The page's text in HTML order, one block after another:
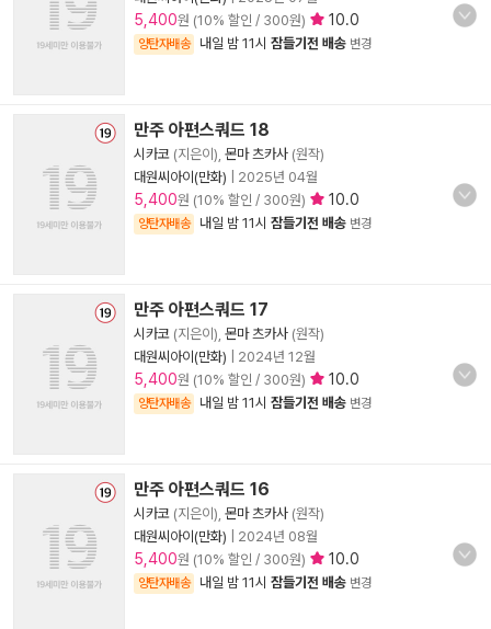
5,400원 (10% 할인 / 300원) 10.0
양탄자배송 내일 밤 11시 잠들기전 배송 변경
만주 아편스쿼드 18
시카코 (지은이), 몬마 츠카사 (원작)
대원씨아이(만화)
2025년 04월
5,400원 (10% 할인 / 300원) 10.0
양탄자배송 내일 밤 11시 잠들기전 배송 변경
만주 아편스쿼드 17
시카코 (지은이), 몬마 츠카사 (원작)
대원씨아이(만화)
2024년 12월
5,400원 (10% 할인 / 300원) 10.0
양탄자배송 내일 밤 11시 잠들기전 배송 변경
만주 아편스쿼드 16
시카코 (지은이), 몬마 츠카사 (원작)
대원씨아이(만화)
2024년 08월
5,400원 (10% 할인 / 300원) 10.0
양탄자배송 내일 밤 11시 잠들기전 배송 변경